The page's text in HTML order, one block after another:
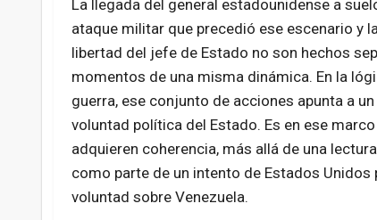
La llegada del general estadounidense a
ataque militar que precedió ese escenario y
libertad del jefe de Estado no son hechos
momentos de una misma dinámica. En la
guerra, ese conjunto de acciones apunta a
voluntad política del Estado. Es en ese
adquieren coherencia, más allá de una
como parte de un intento de Estados Unidos
voluntad sobre Venezuela.